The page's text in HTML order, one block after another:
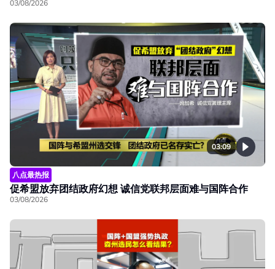
03/08/2026
03:09
八点最热报
促希盟放弃团结政府幻想 诚信党联邦层面难与国阵合作
03/08/2026